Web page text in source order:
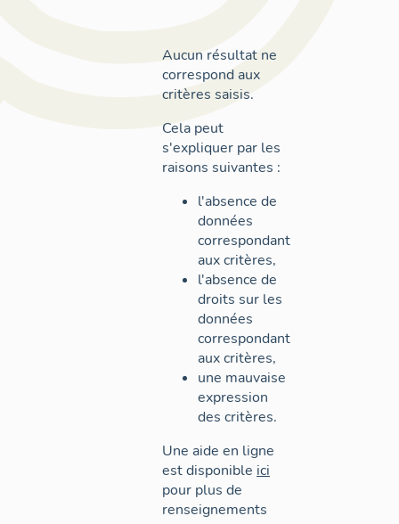
Aucun résultat ne
correspond aux
critères saisis.
Cela peut
s'expliquer par les
raisons suivantes :
l'absence de
données
correspondant
aux critères,
l'absence de
droits sur les
données
correspondant
aux critères,
une mauvaise
expression
des critères.
Une aide en ligne
est disponible ici
pour plus de
renseignements